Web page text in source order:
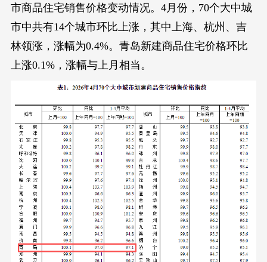
市商品住宅销售价格变动情况。4月份，70个大中城
市中共有14个城市环比上涨，其中上海、杭州、吉
林领涨，涨幅为0.4%。青岛新建商品住宅价格环比
上涨0.1%，涨幅与上月相当。